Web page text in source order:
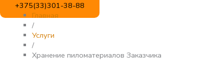
+375(33)301-38-88
Главная
/
Услуги
/
Хранение пиломатериалов Заказчика